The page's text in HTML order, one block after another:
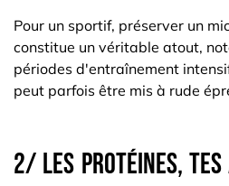
Pour un sportif, préserver un
constitue un véritable atout,
périodes d'entraînement
peut parfois être mis à rude
2/ Les protéines,